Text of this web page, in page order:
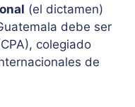
(el dictamen)
debe ser
colegiado
de